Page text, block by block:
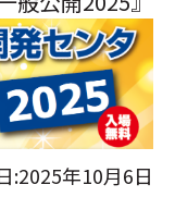
:2025年10月6日